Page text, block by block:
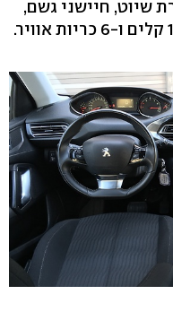
שיוט, חיישני גשם,